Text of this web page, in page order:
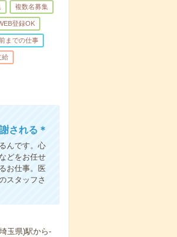
複数名募集
登録OK
までの仕事
給
される＊
んです。心
どをお任せ
お仕事。医
スタッフさ
玉県)駅から-